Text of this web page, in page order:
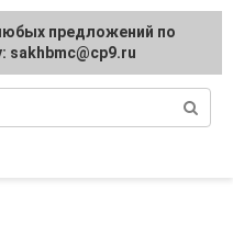
предложений по
sakhbmc@cp9.ru